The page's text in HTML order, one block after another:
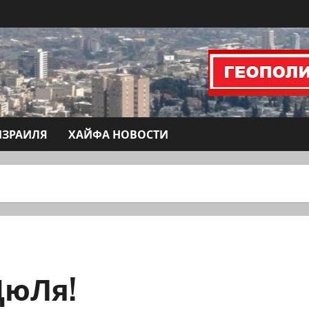
ХАЙФА НОВОСТИ